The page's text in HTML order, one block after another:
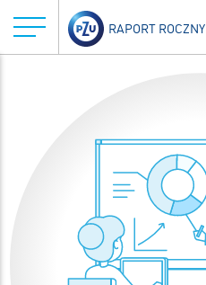
RAPORT ROCZNY